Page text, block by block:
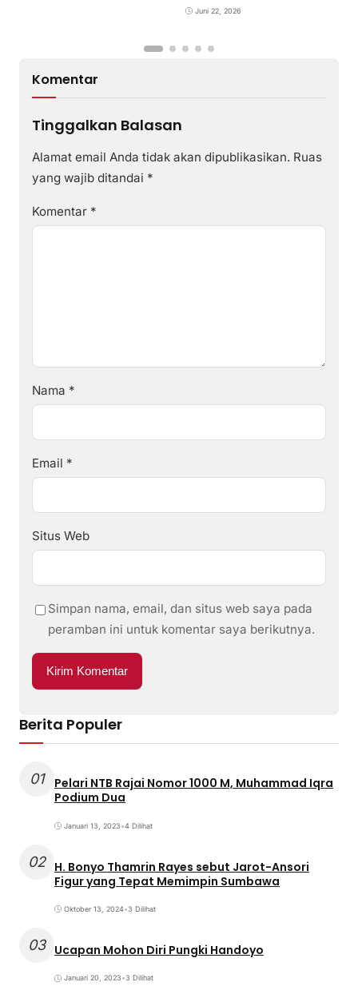
Pemajuan Kebudayaan
Juni 22, 2026
Komentar
Tinggalkan Balasan
Alamat email Anda tidak akan dipublikasikan. Ruas
yang wajib ditandai *
Komentar *
Nama *
Email *
Situs Web
Simpan nama, email, dan situs web saya pada
peramban ini untuk komentar saya berikutnya.
Berita Populer
01
Pelari NTB Rajai Nomor 1000 M, Muhammad Iqra
Podium Dua
Januari 13, 2023•4 Dilihat
02 H. Bonyo Thamrin Rayes sebut Jarot-Ansori
Figur yang Tepat Memimpin Sumbawa
Oktober 13, 2024•3 Dilihat
03 Ucapan Mohon Diri Pungki Handoyo
Januari 20, 2023•3 Dilihat